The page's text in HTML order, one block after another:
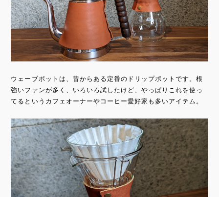
ウェーブポットは、昔からある定番のドリップポットです。根
強いファンが多く、いろいろ試したけど、やっぱりこれを使っ
てるというカフェオーナーやコーヒー愛好家も多いアイテム。